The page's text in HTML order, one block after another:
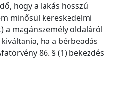
hogy a lakás hosszú
minősül kereskedelmi
a magánszemély oldaláról
ha a bérbeadás
86. § (1) bekezdés